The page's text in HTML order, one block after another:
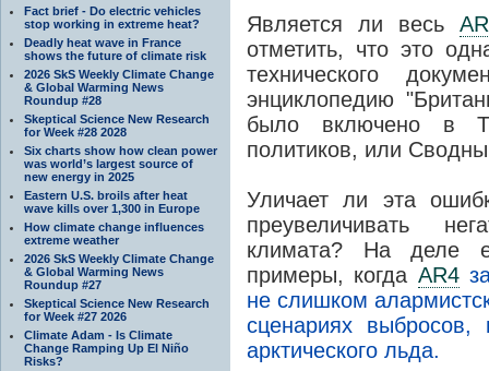
Fact brief - Do electric vehicles
stop working in extreme heat?
Deadly heat wave in France
shows the future of climate risk
2026 SkS Weekly Climate Change
& Global Warming News
Roundup #28
Skeptical Science New Research
for Week #28 2028
Six charts show how clean power
was world’s largest source of
new energy in 2025
Eastern U.S. broils after heat
wave kills over 1,300 in Europe
How climate change influences
extreme weather
2026 SkS Weekly Climate Change
& Global Warming News
Roundup #27
Skeptical Science New Research
for Week #27 2026
Climate Adam - Is Climate
Change Ramping Up El Niño
Risks?
Является ли весь
отметить, что это
технического
энциклопедию
было включено в
политиков, или
Уличает ли эта
преувеличивать
климата? На деле
примеры, когда AR4
не слишком
сценариях
арктического льда.